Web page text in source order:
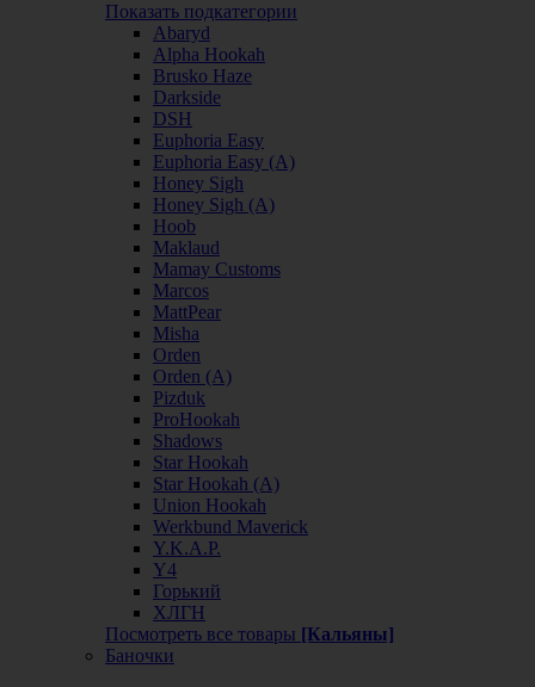
Показать подкатегории
Abaryd
Alpha Hookah
Brusko Haze
Darkside
DSH
Euphoria Easy
Euphoria Easy (А)
Honey Sigh
Honey Sigh (А)
Hoob
Maklaud
Mamay Customs
Marcos
MattPear
Misha
Orden
Orden (А)
Pizduk
ProHookah
Shadows
Star Hookah
Star Hookah (А)
Union Hookah
Werkbund Maverick
Y.K.A.P.
Y4
Горький
ХЛГН
Посмотреть все товары [Кальяны]
Баночки